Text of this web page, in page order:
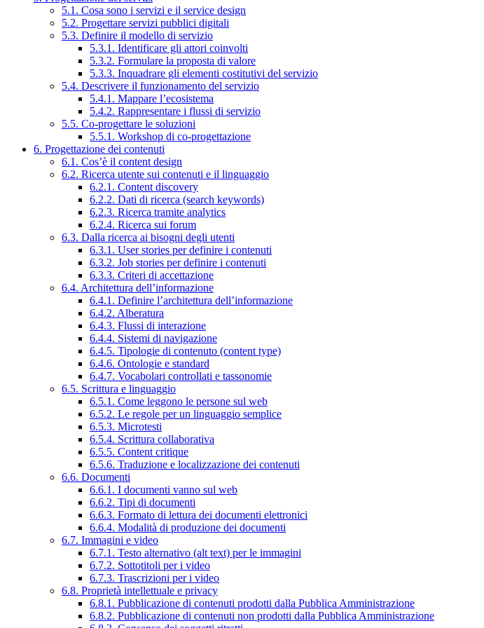
5.1. Cosa sono i servizi e il service design
5.2. Progettare servizi pubblici digitali
5.3. Definire il modello di servizio
5.3.1. Identificare gli attori coinvolti
5.3.2. Formulare la proposta di valore
5.3.3. Inquadrare gli elementi costitutivi del servizio
5.4. Descrivere il funzionamento del servizio
5.4.1. Mappare l’ecosistema
5.4.2. Rappresentare i flussi di servizio
5.5. Co-progettare le soluzioni
5.5.1. Workshop di co-progettazione
6. Progettazione dei contenuti
6.1. Cos’è il content design
6.2. Ricerca utente sui contenuti e il linguaggio
6.2.1. Content discovery
6.2.2. Dati di ricerca (search keywords)
6.2.3. Ricerca tramite analytics
6.2.4. Ricerca sui forum
6.3. Dalla ricerca ai bisogni degli utenti
6.3.1. User stories per definire i contenuti
6.3.2. Job stories per definire i contenuti
6.3.3. Criteri di accettazione
6.4. Architettura dell’informazione
6.4.1. Definire l’architettura dell’informazione
6.4.2. Alberatura
6.4.3. Flussi di interazione
6.4.4. Sistemi di navigazione
6.4.5. Tipologie di contenuto (content type)
6.4.6. Ontologie e standard
6.4.7. Vocabolari controllati e tassonomie
6.5. Scrittura e linguaggio
6.5.1. Come leggono le persone sul web
6.5.2. Le regole per un linguaggio semplice
6.5.3. Microtesti
6.5.4. Scrittura collaborativa
6.5.5. Content critique
6.5.6. Traduzione e localizzazione dei contenuti
6.6. Documenti
6.6.1. I documenti vanno sul web
6.6.2. Tipi di documenti
6.6.3. Formato di lettura dei documenti elettronici
6.6.4. Modalità di produzione dei documenti
6.7. Immagini e video
6.7.1. Testo alternativo (alt text) per le immagini
6.7.2. Sottotitoli per i video
6.7.3. Trascrizioni per i video
6.8. Proprietà intellettuale e privacy
6.8.1. Pubblicazione di contenuti prodotti dalla Pubblica Amministrazione
6.8.2. Pubblicazione di contenuti non prodotti dalla Pubblica Amministrazione